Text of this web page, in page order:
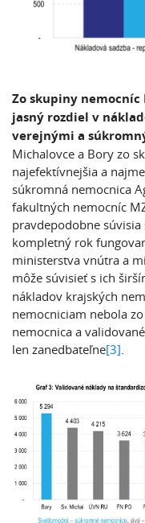
Zo skupiny nemocníc
jasný rozdiel v
verejnými a
Michalovce a Bory zo
najefektívnejšia a
súkromná nemocnica
fakultných nemocníc
pravdepodobne
kompletný rok
ministerstva vnútra a
môže súvisieť s ich
nákladov krajských
nemocniciam nebola
nemocnica a
len zanedbateľne[3].